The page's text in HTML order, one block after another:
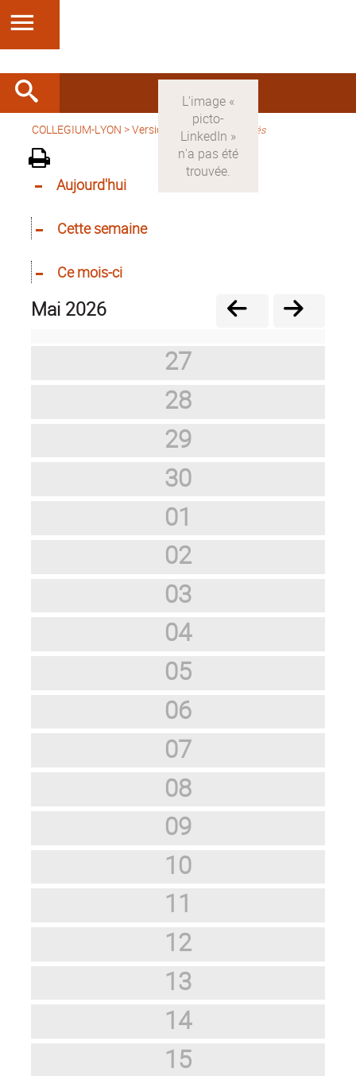
COLLEGIUM-LYON >Version française> Activités
Aujourd'hui
Cette semaine
Ce mois-ci
mai 2026
27
28
29
30
01
02
03
04
05
06
07
08
09
10
11
12
13
14
15